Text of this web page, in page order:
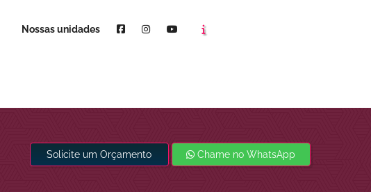
Nossas unidades Youtube
Solicite um Orçamento Chame no WhatsApp